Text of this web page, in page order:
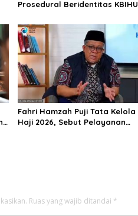
Prosedural Beridentitas KBIHU
Arahan Pusat
Fahri Hamzah Puji Tata Kelola
Haji 2026, Sebut Pelayanan
Ruas yang wajib ditandai *